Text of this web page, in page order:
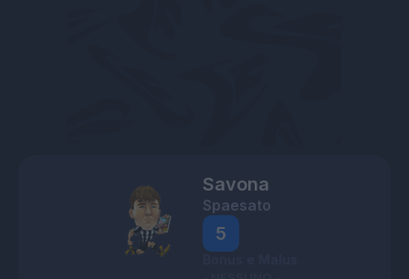
Savona
Spaesato
5